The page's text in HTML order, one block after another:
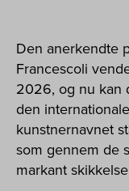
Den anerkendte
Francescoli
2026, og nu kan
den
kunstnernavnet
som gennem de
markant